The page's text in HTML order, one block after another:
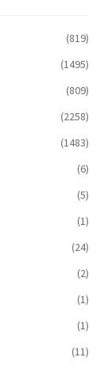
(819)
(1495)
(809)
(2258)
(1483)
(6)
(5)
(1)
(24)
(2)
(1)
(1)
(11)